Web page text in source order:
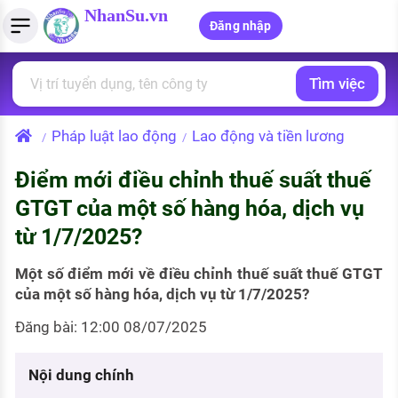
NhanSu.vn
Đăng nhập
Tìm việc làm
Việc làm ngành luật
Việc làm lương cao
CÔNG TY
Quản lý CV
Tải CV lên
Tạo CV trực tuyến
MẪU CV THEO STYLE
Mẫu CV đơn giản
Mẫu CV hiện đại
Tính lương Gross - Net
Tính thuế thu nhập cá nhân
Tính trợ cấp thất nghiệp
PHÁP LUẬT VIỆT NAM
Văn bản pháp luật
PHÁP LUẬT LAO ĐỘNG
Lao động và tiền lương
Thuế thu nhập
Chính sách lao động
Tìm việc
/ Pháp luật lao động / Lao động và tiền lương
Điểm mới điều chỉnh thuế suất thuế
GTGT của một số hàng hóa, dịch vụ
từ 1/7/2025?
Một số điểm mới về điều chỉnh thuế suất thuế GTGT
của một số hàng hóa, dịch vụ từ 1/7/2025?
Đăng bài: 12:00 08/07/2025
Nội dung chính